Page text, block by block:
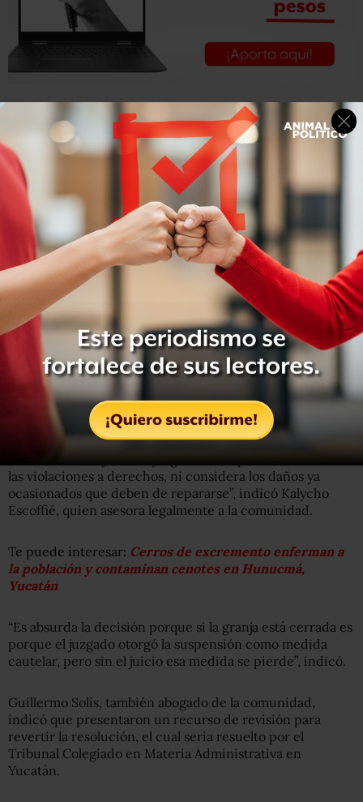
Derivado de la orden judicial, la SDS ordenó el cierre del
complejo pero el Organismo de Cuenca Península de
Yucatán de la CONAGUA no realizó la inspección y
concedió en un solo acto todos los permisos de
perforación de pozos y descargas a la empresa, “a pesar
de no cumplir con los requisitos”, informó la comunidad.
El pasado 15 de diciembre pasado, el juzgado decidió
sobreseer el caso lo que significa que lo da por concluido
sin pronunciarse acerca de si las autoridades violaron o
no los derechos humanos, denunció la comunidad.
En su decisión, el juzgado argumentó que las violaciones
habían cesado porque la granja se encontraba cerrada. La
decisión generó inconformidad entre los pobladores
debido a que los permisos de CONAGUA siguen vigentes
y la granja podría intentar el reinicio de sus operaciones.
“Al sobreseer el juicio el juzgado no se pronuncia sobre
las violaciones a derechos, ni considera los daños ya
ocasionados que deben de repararse”, indicó Kalycho
Escoffié, quien asesora legalmente a la comunidad.
Te puede interesar: Cerros de excremento enferman a
la población y contaminan cenotes en Hunucmá,
Yucatán
“Es absurda la decisión porque si la granja está cerrada es
porque el juzgado otorgó la suspensión como medida
cautelar, pero sin el juicio esa medida se pierde”, indicó.
Guillermo Solís, también abogado de la comunidad,
indicó que presentaron un recurso de revisión para
revertir la resolución, el cual sería resuelto por el
Tribunal Colegiado en Materia Administrativa en
Yucatán.